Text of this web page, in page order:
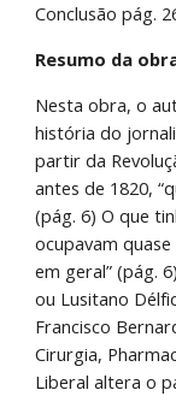
Conclusão pág.
Resumo da
Nesta obra, o
história do
partir da
antes de 1820,
(pág. 6) O que
ocupavam
em geral” (pág.
ou Lusitano
Francisco
Cirurgia,
Liberal altera o